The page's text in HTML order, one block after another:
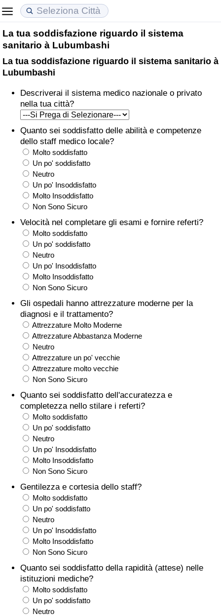
La tua soddisfazione riguardo il sistema
sanitario à Lubumbashi
La tua soddisfazione riguardo il sistema sanitario à
Lubumbashi
Descriverai il sistema medico nazionale o privato
nella tua città?
Quanto sei soddisfatto delle abilità e competenze
dello staff medico locale?
Molto soddisfatto
Un po' soddisfatto
Neutro
Un po' Insoddisfatto
Molto Insoddisfatto
Non Sono Sicuro
Velocità nel completare gli esami e fornire referti?
Molto soddisfatto
Un po' soddisfatto
Neutro
Un po' Insoddisfatto
Molto Insoddisfatto
Non Sono Sicuro
Gli ospedali hanno attrezzature moderne per la
diagnosi e il trattamento?
Attrezzature Molto Moderne
Attrezzature Abbastanza Moderne
Neutro
Attrezzature un po' vecchie
Attrezzature molto vecchie
Non Sono Sicuro
Quanto sei soddisfatto dell'accuratezza e
completezza nello stilare i referti?
Molto soddisfatto
Un po' soddisfatto
Neutro
Un po' Insoddisfatto
Molto Insoddisfatto
Non Sono Sicuro
Gentilezza e cortesia dello staff?
Molto soddisfatto
Un po' soddisfatto
Neutro
Un po' Insoddisfatto
Molto Insoddisfatto
Non Sono Sicuro
Quanto sei soddisfatto della rapidità (attese) nelle
istituzioni mediche?
Molto soddisfatto
Un po' soddisfatto
Neutro
Costo della vita
Indice Del Costo Della Vita (corrente)
Indice Del Costo Della Vita
Indice del Costo della Vita per Nazione
ad Aqaba
Prezzi degli immobili
Indice del Prezzo delle Case (Corrente)
Indice del Prezzo delle Case
Indice del Prezzo delle Case per Nazione
Qualità della Vita
Indice della Qualità della Vita
Indice della Qualità della Vita (Corrente)
Indice della qualità della vita per Paese
Criminalità
Indice del Tasso di Criminalità (Corrente)
Indice della Criminalità
Assistenza Sanitaria
Indice dell’Assistenza Sanitaria (Corrente)
Indice dell’Assistenza Sanitaria
Indice dell’Assistenza Sanitaria per
Nazione
Inquinamento
Indice dell’Inquinamento (Corrente)
Indice di inquinamento
Indice dell’Inquinamento per Nazione
Traffico
Indice del Traffico
Indice del traffico (Corrente)
Indice del traffico per Nazione